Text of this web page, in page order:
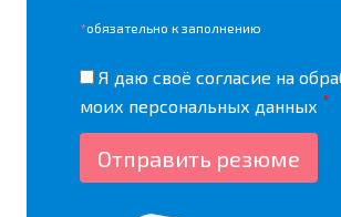
*обязательно к заполнению
Я даю своё согласие на
моих персональных данных *
Отправить резюме